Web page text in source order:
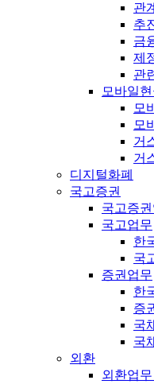
관
추
금
제
관
모바일
모
모
거
거
디지털화폐
국고증권
국고증
국고업무
한
국
증권업무
한
증
국
국
외환
외환업무